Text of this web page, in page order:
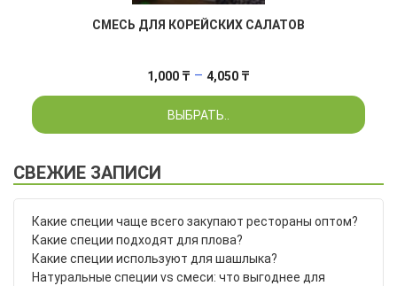
СМЕСЬ ДЛЯ КОРЕЙСКИХ САЛАТОВ
1,000 ₸ – 4,050 ₸
цен:
–
ВЫБРАТЬ..
СВЕЖИЕ ЗАПИСИ
Какие специи чаще всего закупают рестораны оптом?
Какие специи подходят для плова?
Какие специи используют для шашлыка?
Натуральные специи vs смеси: что выгоднее для